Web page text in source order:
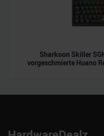
Sharkoon Skiller
vorgeschmierte Huano